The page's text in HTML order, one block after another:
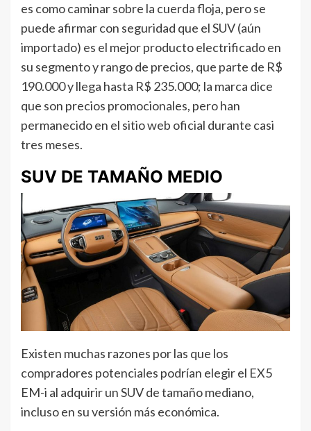
es como caminar sobre la cuerda floja, pero se
puede afirmar con seguridad que el SUV (aún
importado) es el mejor producto electrificado en
su segmento y rango de precios, que parte de R$
190.000 y llega hasta R$ 235.000; la marca dice
que son precios promocionales, pero han
permanecido en el sitio web oficial durante casi
tres meses.
SUV DE TAMAÑO MEDIO
Existen muchas razones por las que los
compradores potenciales podrían elegir el EX5
EM-i al adquirir un SUV de tamaño mediano,
incluso en su versión más económica.